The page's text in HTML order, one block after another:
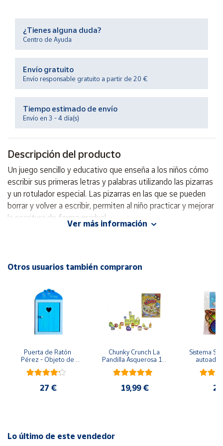
Ayuda
Centro
de ayuda
Contacto
Vendedores
Mapa de
vendedores
Hazte
vendedor
Área
vendedor
Baleares
Canarias,
¿Tienes alguna duda?
Centro de Ayuda
Envío gratuito
Envío responsable gratuito a partir de 20 €
Tiempo estimado de envío
Envío en 3 - 4 día(s)
Descripción del producto
Un juego sencillo y educativo que enseña a los niños cómo
escribir sus primeras letras y palabras utilizando las pizarras
y un rotulador especial. Las pizarras en las que se pueden
borrar y volver a escribir, permiten al niño practicar y mejorar
la escritura de forma gradual.
Advertencias:
piezas pequeñas. Peligro de asfixia
Ver más información
Otros usuarios también compraron
Puerta de Ratón
Pérez - Objeto de
madera
27 €
Chunky Crunch La
Pandilla Asquerosa 16
piezas
19,99 €
Sistema
Lo último de este vendedor